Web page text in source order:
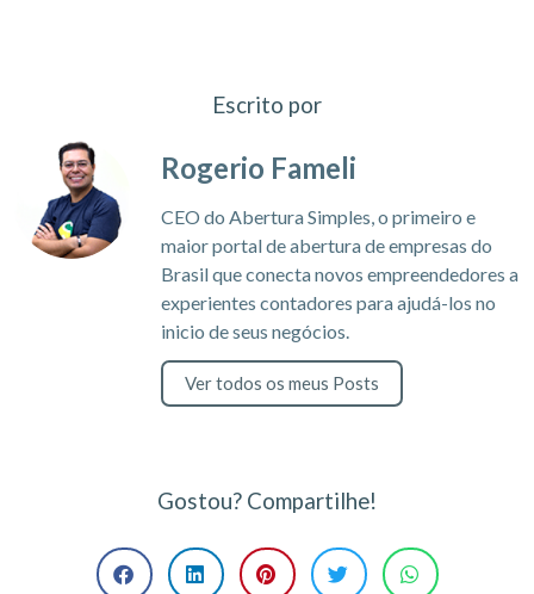
Escrito por
Rogerio Fameli
CEO do Abertura Simples, o primeiro e
maior portal de abertura de empresas do
Brasil que conecta novos empreendedores a
experientes contadores para ajudá-los no
inicio de seus negócios.
Ver todos os meus Posts
Gostou? Compartilhe!